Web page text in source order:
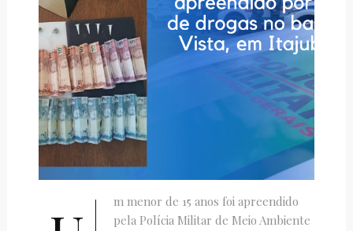
m menor de 15 anos foi apreendido
pela Polícia Militar de Meio Ambiente